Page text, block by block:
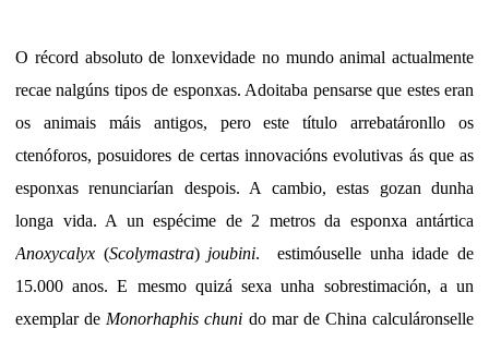
O récord absoluto de lonxevidade no mundo animal actualmente
recae nalgúns tipos de esponxas. Adoitaba pensarse que estes eran
os animais máis antigos, pero este título arrebatáronllo os
ctenóforos, posuidores de certas innovacións evolutivas ás que as
esponxas renunciarían despois. A cambio, estas gozan dunha
longa vida. A un espécime de 2 metros da esponxa antártica
Anoxycalyx (Scolymastra) joubini. estimóuselle unha idade de
15.000 anos. E mesmo quizá sexa unha sobrestimación, a un
exemplar de Monorhaphis chuni do mar de China calculáronselle